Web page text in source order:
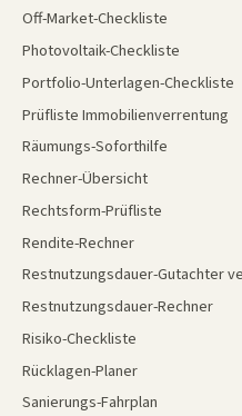
Off-Market-Checkliste
Photovoltaik-Checkliste
Portfolio-Unterlagen-Checkliste
Prüfliste Immobilienverrentung
Räumungs-Soforthilfe
Rechner-Übersicht
Rechtsform-Prüfliste
Rendite-Rechner
Restnutzungsdauer-Gutachter
Restnutzungsdauer-Rechner
Risiko-Checkliste
Rücklagen-Planer
Sanierungs-Fahrplan